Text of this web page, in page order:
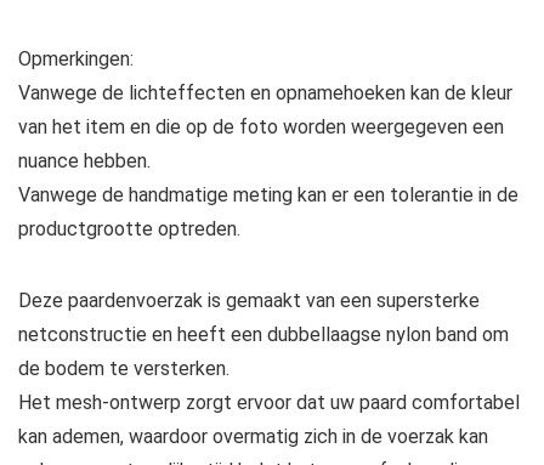
Opmerkingen:
Vanwege de lichteffecten en opnamehoeken kan de kleur
van het item en die op de foto worden weergegeven een
nuance hebben.
Vanwege de handmatige meting kan er een tolerantie in de
productgrootte optreden.
Deze paardenvoerzak is gemaakt van een supersterke
netconstructie en heeft een dubbellaagse nylon band om
de bodem te versterken.
Het mesh-ontwerp zorgt ervoor dat uw paard comfortabel
kan ademen, waardoor overmatig zich in de voerzak kan